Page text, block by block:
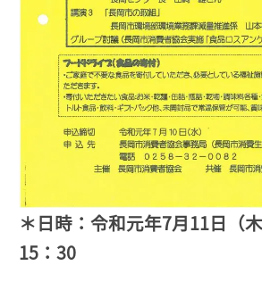
＊日時：令和元年7月11日（
15：30